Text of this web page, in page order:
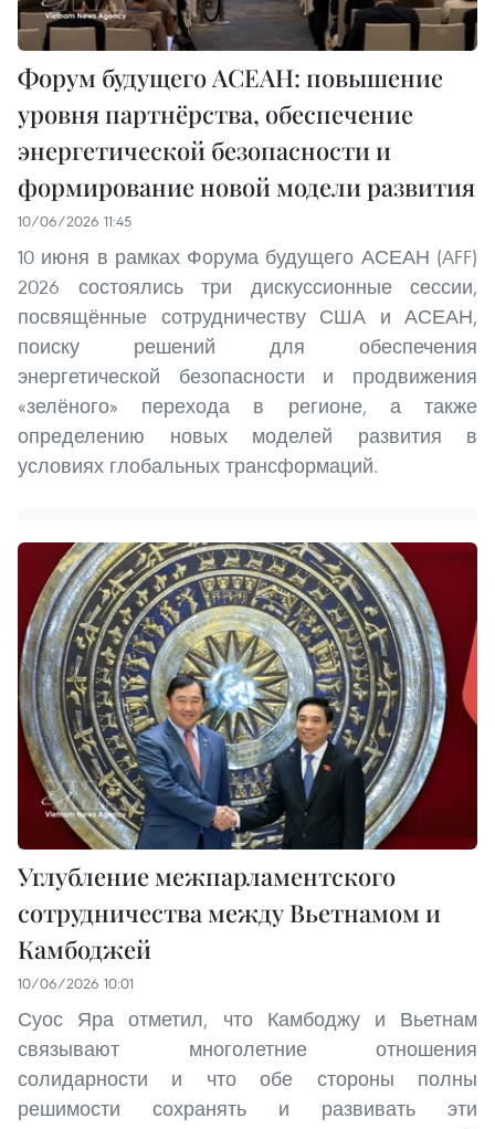
Форум будущего АСЕАН: повышение
уровня партнёрства, обеспечение
энергетической безопасности и
формирование новой модели развития
10/06/2026 11:45
10 июня в рамках Форума будущего АСЕАН (AFF)
2026 состоялись три дискуссионные сессии,
посвящённые сотрудничеству США и АСЕАН,
поиску решений для обеспечения
энергетической безопасности и продвижения
«зелёного» перехода в регионе, а также
определению новых моделей развития в
условиях глобальных трансформаций.
Углубление межпарламентского
сотрудничества между Вьетнамом и
Камбоджей
10/06/2026 10:01
Суос Яра отметил, что Камбоджу и Вьетнам
связывают многолетние отношения
солидарности и что обе стороны полны
решимости сохранять и развивать эти